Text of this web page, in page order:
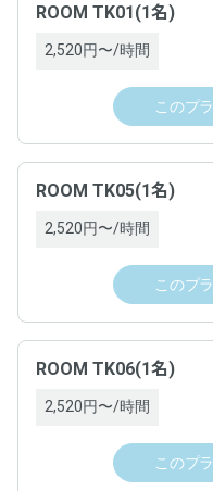
ROOM TK01(1名)
2,520円〜/時間
このプ
ROOM TK05(1名)
2,520円〜/時間
このプ
ROOM TK06(1名)
2,520円〜/時間
このプ